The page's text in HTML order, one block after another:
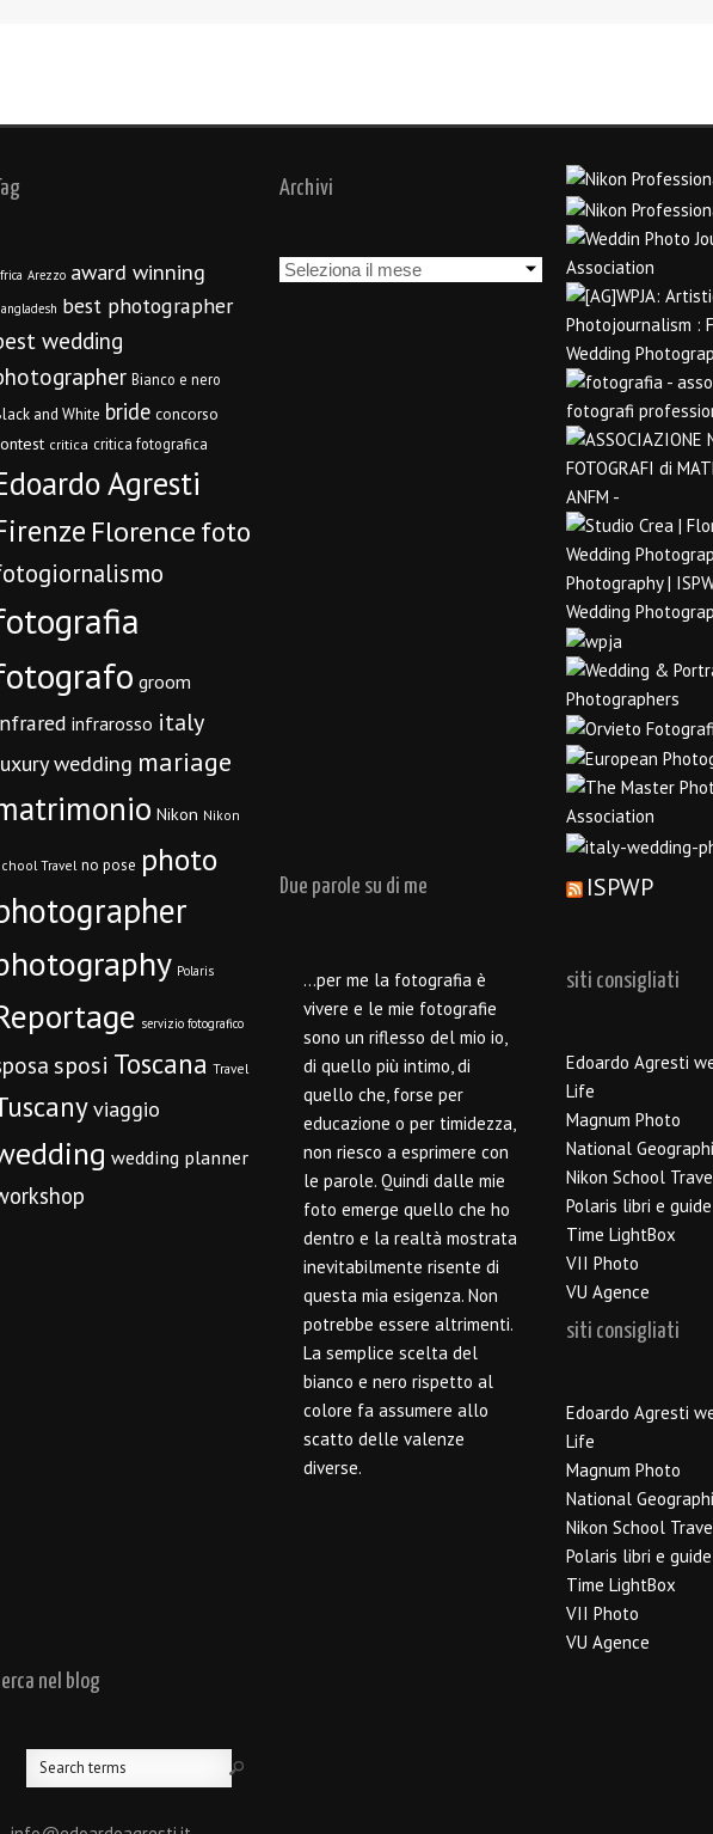
Arezzo award winning
best photographer
wedding
Bianco e nero
and White bride concorso
critica critica fotografica
Agresti
Florencefoto
groom
infrarosso italy
wedding mariage
Nikon Nikon
Travel no pose photo
Polaris
servizio fotografico
sposi Toscana Travel
viaggio
wedding planner
Archivi
Archivi
Due parole su di me
…per me la fotografia è
vivere e le mie fotografie
sono un riflesso del mio io,
di quello più intimo, di
quello che, forse per
educazione o per timidezza,
non riesco a esprimere con
le parole. Quindi dalle mie
foto emerge quello che ho
dentro e la realtà mostrata
inevitabilmente risente di
questa mia esigenza. Non
potrebbe essere altrimenti.
La semplice scelta del
bianco e nero rispetto al
colore fa assumere allo
scatto delle valenze
diverse.
ISPWP
siti consigliati
Edoardo Agresti
Life
Magnum Photo
National
Nikon School
Polaris libri e guide
Time LightBox
VII Photo
VU Agence
siti consigliati
Edoardo Agresti
Life
Magnum Photo
National
Nikon School
Polaris libri e guide
Time LightBox
VII Photo
VU Agence
nel blog